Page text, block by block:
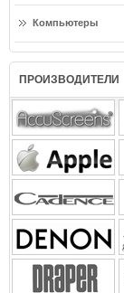
Компьютеры
ПРОИЗВОДИТЕЛИ